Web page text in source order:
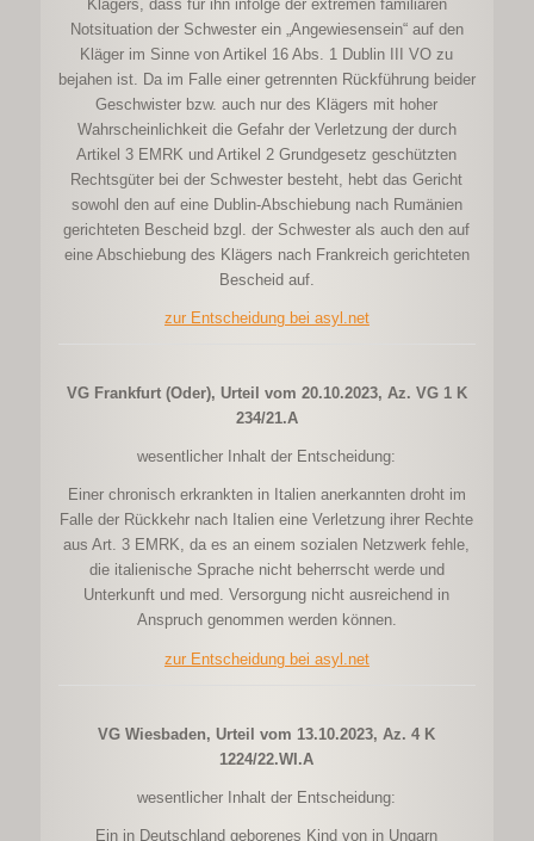
Klägers, dass für ihn infolge der extremen familiären
Notsituation der Schwester ein „Angewiesensein“ auf den
Kläger im Sinne von Artikel 16 Abs. 1 Dublin III VO zu
bejahen ist. Da im Falle einer getrennten Rückführung beider
Geschwister bzw. auch nur des Klägers mit hoher
Wahrscheinlichkeit die Gefahr der Verletzung der durch
Artikel 3 EMRK und Artikel 2 Grundgesetz geschützten
Rechtsgüter bei der Schwester besteht, hebt das Gericht
sowohl den auf eine Dublin-Abschiebung nach Rumänien
gerichteten Bescheid bzgl. der Schwester als auch den auf
eine Abschiebung des Klägers nach Frankreich gerichteten
Bescheid auf.
zur Entscheidung bei asyl.net
VG Frankfurt (Oder), Urteil vom 20.10.2023, Az. VG 1 K
234/21.A
wesentlicher Inhalt der Entscheidung:
Einer chronisch erkrankten in Italien anerkannten droht im
Falle der Rückkehr nach Italien eine Verletzung ihrer Rechte
aus Art. 3 EMRK, da es an einem sozialen Netzwerk fehle,
die italienische Sprache nicht beherrscht werde und
Unterkunft und med. Versorgung nicht ausreichend in
Anspruch genommen werden können.
zur Entscheidung bei asyl.net
VG Wiesbaden, Urteil vom 13.10.2023, Az. 4 K
1224/22.WI.A
wesentlicher Inhalt der Entscheidung:
Ein in Deutschland geborenes Kind von in Ungarn